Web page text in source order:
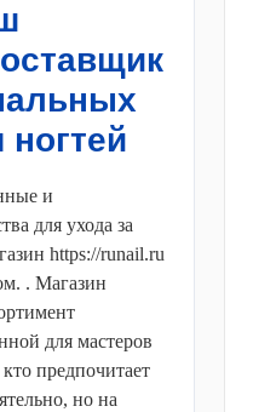
ногтей
и
для ухода за
https://runail.ru
. Магазин
для мастеров
предпочитает
но на